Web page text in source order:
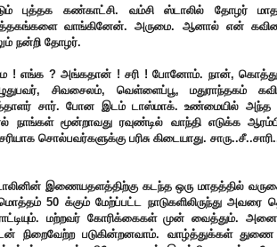
புத்தக கண்காட்சி. வம்சி ஸ்டாலில் தோழர்
வாங்கினேன். அருமை. ஆனால் என்
நன்றி தோழர்.
! எங்க ? அங்கதான் ! சரி ! போனோம். நான்,
சிவசைலம், வெள்ளைப்பூ, மதுராந்தகம்
சார். போன இடம் டாஸ்மாக். உண்மையில் அந்த
நாங்கள் மூன்றாவது ரவுண்டில் வாந்தி எடுக்க
சொல்பவர்களுக்கு பரிசு கிடையாது.
இணையதளத்திற்கு கடந்த ஒரு மாதத்தில்
50 க்கும் மேற்ப்பட்ட நாடுகளிலிருந்து அவரை
மற்றவர் கோரிக்கைகள் முன் வைத்தும்.
நிறைவேற்ற படுகின்றனவாம். வாழ்த்துக்கள் துணை